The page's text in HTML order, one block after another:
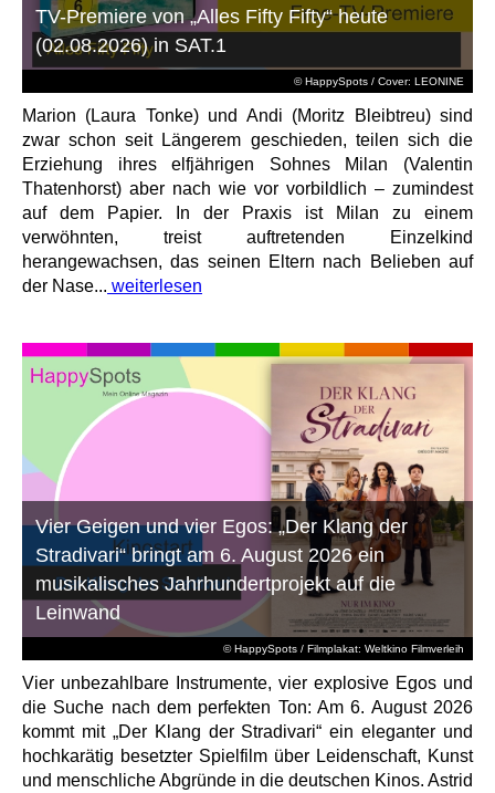
© HappySpots / Cover: LEONINE
TV-Premiere von „Alles Fifty Fifty“ heute
(02.08.2026) in SAT.1
Marion (Laura Tonke) und Andi (Moritz Bleibtreu) sind
zwar schon seit Längerem geschieden, teilen sich die
Erziehung ihres elfjährigen Sohnes Milan (Valentin
Thatenhorst) aber nach wie vor vorbildlich – zumindest
auf dem Papier. In der Praxis ist Milan zu einem
verwöhnten, treist auftretenden Einzelkind
herangewachsen, das seinen Eltern nach Belieben auf
der Nase... weiterlesen
© HappySpots / Filmplakat: Weltkino Filmverleih
Vier Geigen und vier Egos: „Der Klang der
Stradivari“ bringt am 6. August 2026 ein
musikalisches Jahrhundertprojekt auf die
Leinwand
Vier unbezahlbare Instrumente, vier explosive Egos und
die Suche nach dem perfekten Ton: Am 6. August 2026
kommt mit „Der Klang der Stradivari“ ein eleganter und
hochkarätig besetzter Spielfilm über Leidenschaft, Kunst
und menschliche Abgründe in die deutschen Kinos. Astrid